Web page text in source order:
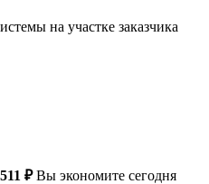
на участке заказчика
₽Вы экономите сегодня